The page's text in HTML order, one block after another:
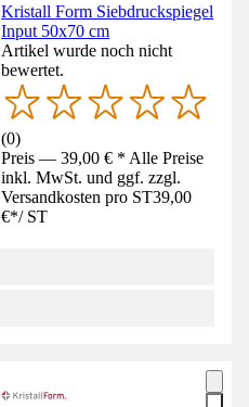
Kristall Form Siebdruckspiegel
Input 50x70 cm
Artikel wurde noch nicht
bewertet.
(0)
Preis — 39,00 € * Alle Preise
inkl. MwSt. und ggf. zzgl.
Versandkosten pro ST39,00
€*/ ST